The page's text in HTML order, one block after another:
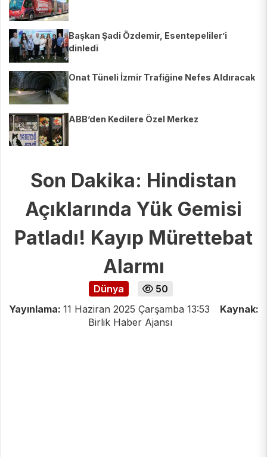
Başkan Şadi Özdemir, Esentepeliler’i
dinledi
Onat Tüneli İzmir Trafiğine Nefes Aldıracak
ABB’den Kedilere Özel Merkez
Son Dakika: Hindistan
Açıklarında Yük Gemisi
Patladı! Kayıp Mürettebat
Alarmı
Dünya
50
Yayınlama: 11 Haziran 2025 Çarşamba 13:53
Kaynak:
Birlik Haber Ajansı